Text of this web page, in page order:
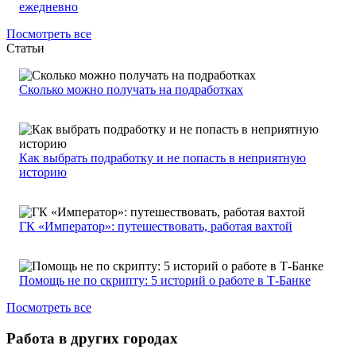
ежедневно
Посмотреть все
Статьи
Сколько можно получать на подработках
Как выбрать подработку и не попасть в неприятную
историю
ГК «Император»: путешествовать, работая вахтой
Помощь не по скрипту: 5 историй о работе в Т-Банке
Посмотреть все
Работа в других городах